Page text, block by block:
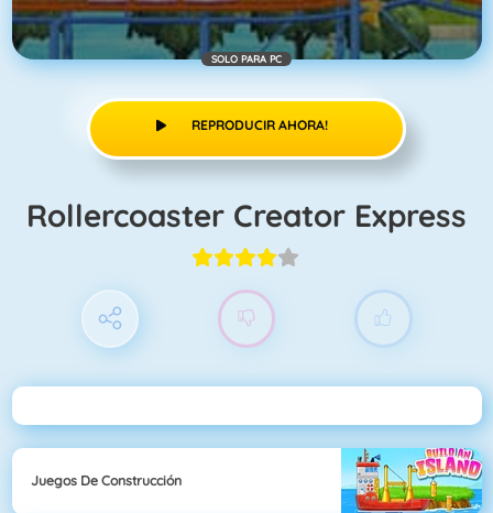
SOLO PARA PC
REPRODUCIR AHORA!
Rollercoaster Creator Express
Juegos De Construcción